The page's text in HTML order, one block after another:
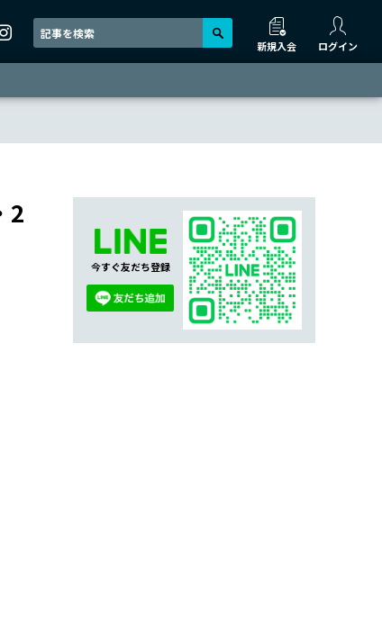
新規入会 ログイン
2
今すぐ友だち登録